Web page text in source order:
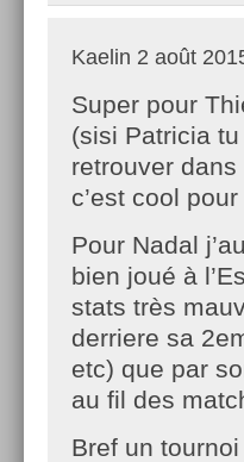
Kaelin 2 août
Super pour
(sisi Patricia
retrouver
c’est cool pour
Pour Nadal
bien joué à
stats très
derriere sa
etc) que par
au fil des
Bref un